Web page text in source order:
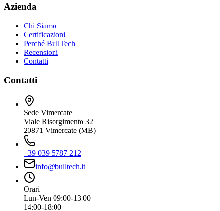
Azienda
Chi Siamo
Certificazioni
Perché BullTech
Recensioni
Contatti
Contatti
Sede Vimercate
Viale Risorgimento 32
20871 Vimercate (MB)
+39 039 5787 212
info@bulltech.it
Orari
Lun-Ven 09:00-13:00
14:00-18:00